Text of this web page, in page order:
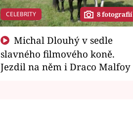
CELEBRITY 8 fotografií
slavného filmového koně.
Jezdil na něm i Draco Malfoy